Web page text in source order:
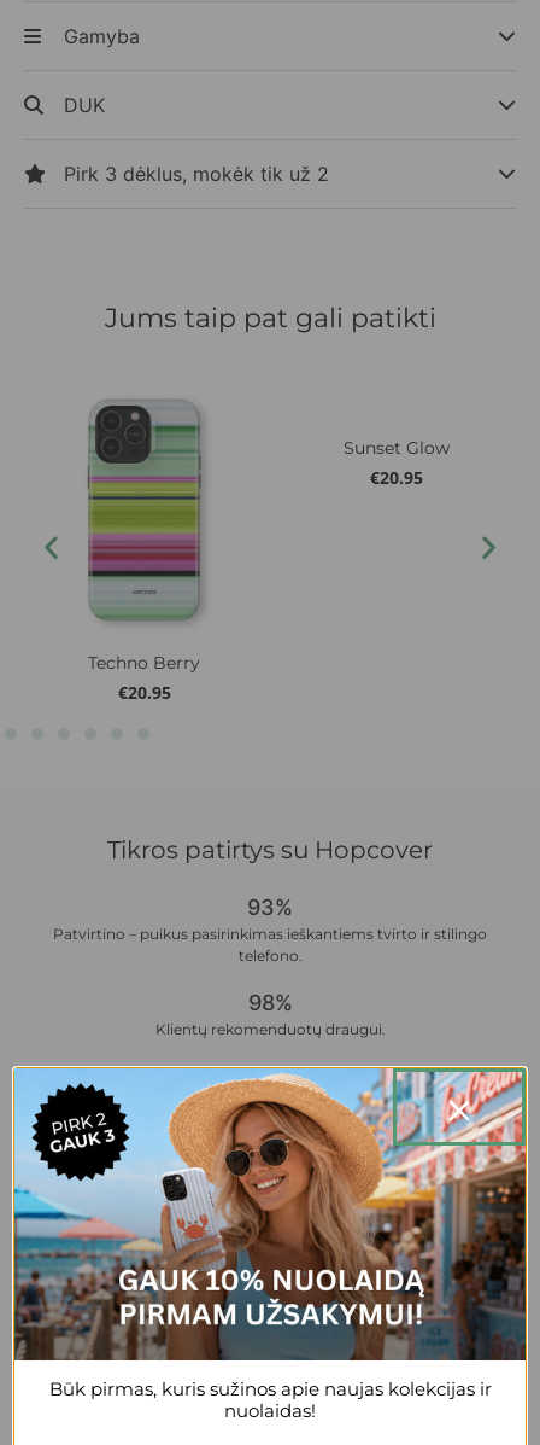
Gamyba
DUK
Pirk 3 dėklus, mokėk tik už 2
Jums taip pat gali patikti
Techno Berry
€20.95
Sunset Glow
€20.95
Tikros patirtys su Hopcover
93%
Patvirtino – puikus pasirinkimas ieškantiems tvirto ir stilingo
telefono.
98%
Klientų rekomenduotų draugui.
Būk pirmas, kuris sužinos apie naujas kolekcijas ir
nuolaidas!